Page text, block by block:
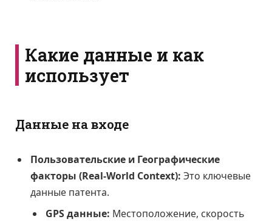
Какие данные и как
использует
Данные на входе
Пользовательские и Географические
факторы (Real-World Context): Это ключевые
данные патента.
GPS данные: Местоположение, скорость